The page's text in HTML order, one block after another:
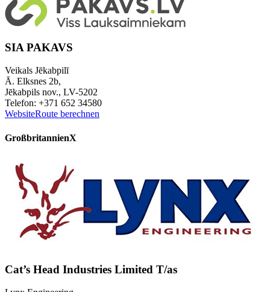
SIA PAKAVS
Veikals Jēkabpilī
Ā. Elksnes 2b,
Jēkabpils nov., LV-5202
Telefon: +371 652 34580
WebsiteRoute berechnen
GroßbritannienX
Cat’s Head Industries Limited T/as